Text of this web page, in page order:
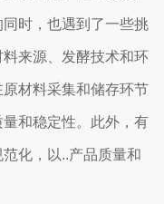
时，也遇到了一些挑
来源、发酵技术和环
材料采集和储存环节
和稳定性。此外，有
化，以..产品质量和